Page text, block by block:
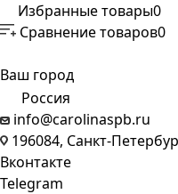
Избранные товары0
Сравнение товаров0
Ваш город
Россия
info@carolinaspb.ru
196084, Санкт-
Вконтакте
Telegram